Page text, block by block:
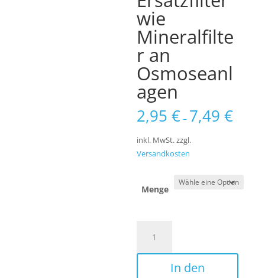
wie
Mineralfilte
r an
Osmoseanl
agen
2,95€ – 7,49€
inkl. MwSt.zzgl.
Versandkosten
Menge
Filterklammer
Klammer
HalterungIn den